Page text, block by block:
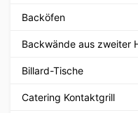
Backöfen
Backwände aus zweiter
Billard-Tische
Catering Kontaktgrill